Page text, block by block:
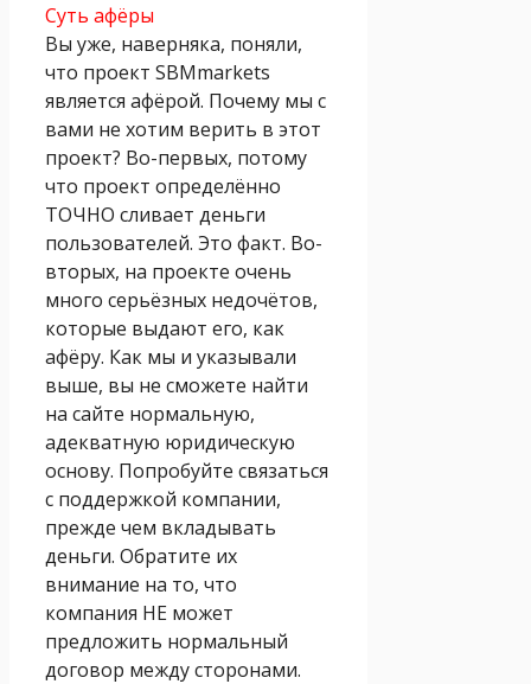
Суть афёры
Вы уже, наверняка, поняли,
что проект SBMmarkets
является афёрой. Почему мы с
вами не хотим верить в этот
проект? Во-первых, потому
что проект определённо
ТОЧНО сливает деньги
пользователей. Это факт. Во-
вторых, на проекте очень
много серьёзных недочётов,
которые выдают его, как
афёру. Как мы и указывали
выше, вы не сможете найти
на сайте нормальную,
адекватную юридическую
основу. Попробуйте связаться
с поддержкой компании,
прежде чем вкладывать
деньги. Обратите их
внимание на то, что
компания НЕ может
предложить нормальный
договор между сторонами.